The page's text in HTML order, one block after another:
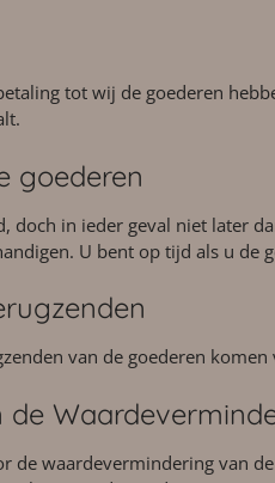
tot wij de goederen
goederen
doch in ieder geval niet later
U bent op tijd als u
van de goederen
de
de waardevermindering van